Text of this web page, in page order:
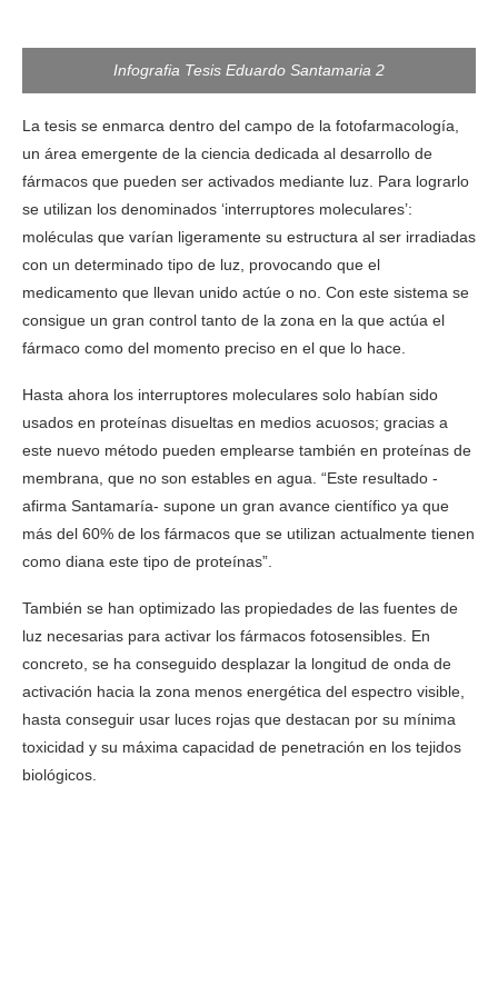
Infografia Tesis Eduardo Santamaria 2
La tesis se enmarca dentro del campo de la fotofarmacología,
un área emergente de la ciencia dedicada al desarrollo de
fármacos que pueden ser activados mediante luz. Para lograrlo
se utilizan los denominados ‘interruptores moleculares’:
moléculas que varían ligeramente su estructura al ser irradiadas
con un determinado tipo de luz, provocando que el
medicamento que llevan unido actúe o no. Con este sistema se
consigue un gran control tanto de la zona en la que actúa el
fármaco como del momento preciso en el que lo hace.
Hasta ahora los interruptores moleculares solo habían sido
usados en proteínas disueltas en medios acuosos; gracias a
este nuevo método pueden emplearse también en proteínas de
membrana, que no son estables en agua. “Este resultado -
afirma Santamaría- supone un gran avance científico ya que
más del 60% de los fármacos que se utilizan actualmente tienen
como diana este tipo de proteínas”.
También se han optimizado las propiedades de las fuentes de
luz necesarias para activar los fármacos fotosensibles. En
concreto, se ha conseguido desplazar la longitud de onda de
activación hacia la zona menos energética del espectro visible,
hasta conseguir usar luces rojas que destacan por su mínima
toxicidad y su máxima capacidad de penetración en los tejidos
biológicos.